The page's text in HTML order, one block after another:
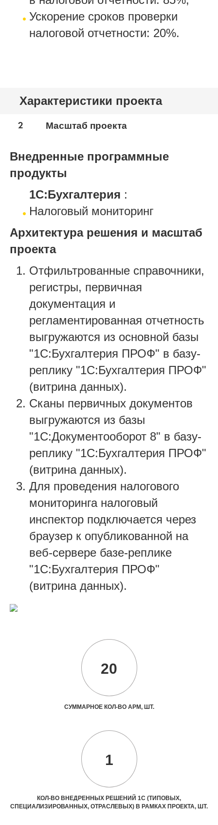
Ускорение сроков проверки
налоговой отчетности: 20%.
Характеристики проекта
2 Масштаб проекта
Внедренные программные
продукты
1С:Бухгалтерия :
Налоговый мониторинг
Архитектура решения и масштаб
проекта
Отфильтрованные справочники,
регистры, первичная
документация и
регламентированная отчетность
выгружаются из основной базы
"1С:Бухгалтерия ПРОФ" в базу-
реплику "1С:Бухгалтерия ПРОФ"
(витрина данных).
Сканы первичных документов
выгружаются из базы
"1С:Документооборот 8" в базу-
реплику "1С:Бухгалтерия ПРОФ"
(витрина данных).
Для проведения налогового
мониторинга налоговый
инспектор подключается через
браузер к опубликованной на
веб-сервере базе-реплике
"1С:Бухгалтерия ПРОФ"
(витрина данных).
20
СУММАРНОЕ КОЛ-ВО АРМ, ШТ.
1
КОЛ-ВО ВНЕДРЕННЫХ РЕШЕНИЙ 1С (ТИПОВЫХ,
СПЕЦИАЛИЗИРОВАННЫХ, ОТРАСЛЕВЫХ) В РАМКАХ ПРОЕКТА, ШТ.